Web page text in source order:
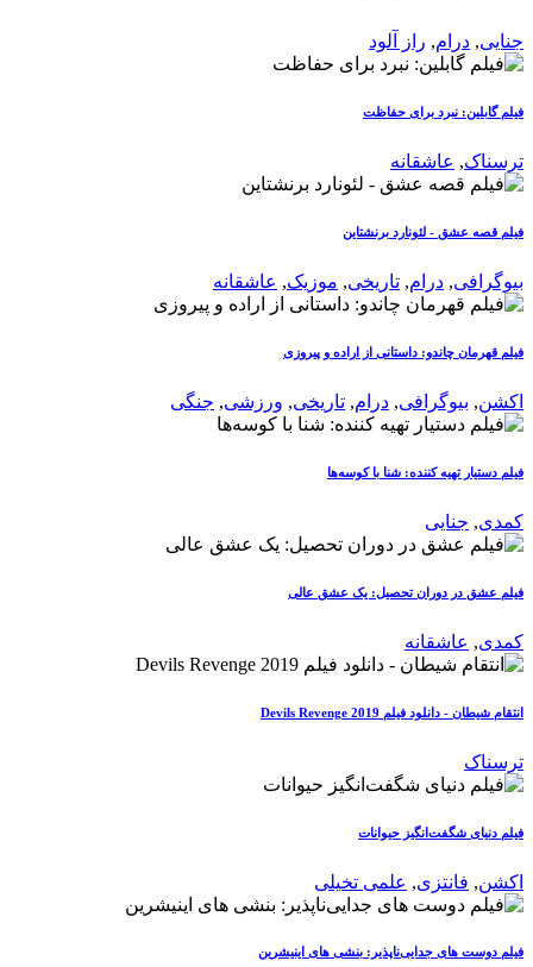
جنایی, درام, راز آلود
فیلم گابلین: نبرد برای حفاظت
ترسناک, عاشقانه
فیلم قصه عشق - لئونارد برنشتاین
بیوگرافی, درام, تاریخی, موزیک, عاشقانه
فیلم قهرمان چاندو: داستانی از اراده و پیروزی
اکشن, بیوگرافی, درام, تاریخی, ورزشی, جنگی
فیلم دستیار تهیه کننده: شنا با کوسه‌ها
کمدی, جنایی
فیلم عشق در دوران تحصیل: یک عشق عالی
کمدی, عاشقانه
انتقام شیطان - دانلود فیلم Devils Revenge 2019
ترسناک
فیلم دنیای شگفت‌انگیز حیوانات
اکشن, فانتزی, علمی تخیلی
فیلم دوست های جدایی‌ناپذیر: بنشی های اینیشرین